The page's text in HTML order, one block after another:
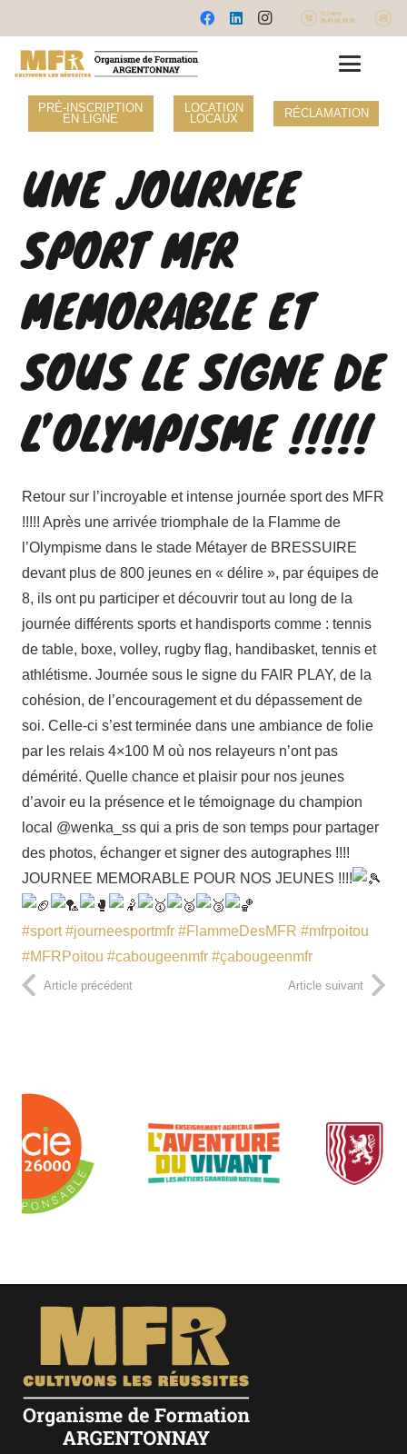
PRÉ-INSCRIPTION
EN LIGNE
LOCATION
LOCAUX
RÉCLAMATION
UNE JOURNEE
SPORT MFR
MEMORABLE ET
SOUS LE SIGNE DE
L’OLYMPISME !!!!!
Retour sur l’incroyable et intense journée sport des MFR
!!!!! Après une arrivée triomphale de la Flamme de
l’Olympisme dans le stade Métayer de BRESSUIRE
devant plus de 800 jeunes en « délire », par équipes de
8, ils ont pu participer et découvrir tout au long de la
journée différents sports et handisports comme : tennis
de table, boxe, volley, rugby flag, handibasket, tennis et
athlétisme. Journée sous le signe du FAIR PLAY, de la
cohésion, de l’encouragement et du dépassement de
soi. Celle-ci s’est terminée dans une ambiance de folie
par les relais 4×100 M où nos relayeurs n’ont pas
démérité. Quelle chance et plaisir pour nos jeunes
d’avoir eu la présence et le témoignage du champion
local @wenka_ss qui a pris de son temps pour partager
des photos, échanger et signer des autographes !!!!
JOURNEE MEMORABLE POUR NOS JEUNES !!!!
#sport #journeesportmfr #FlammeDesMFR #mfrpoitou
#MFRPoitou #cabougeenmfr #çabougeenmfr
Article précédent Article suivant